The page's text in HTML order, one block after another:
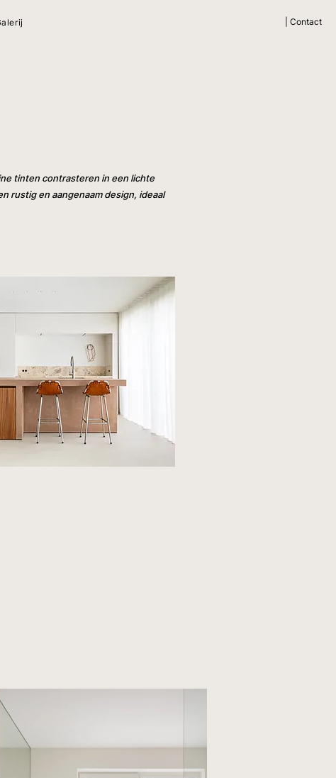
| Contact
tinten contrasteren in een lichte
rustig en aangenaam design, ideaal